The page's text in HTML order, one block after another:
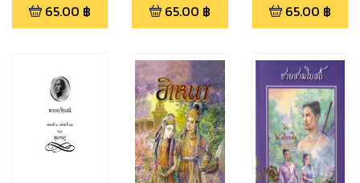
65.00 ฿ 65.00 ฿ 65.00 ฿